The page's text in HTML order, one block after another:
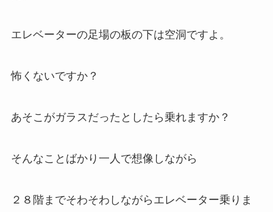
エレベーターの足場の板の下は空洞ですよ。
怖くないですか？
あそこがガラスだったとしたら乗れますか？
そんなことばかり一人で想像しながら
２８階までそわそわしながらエレベーター乗りま